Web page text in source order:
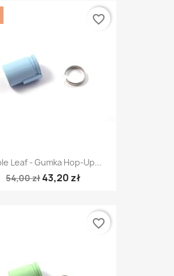
Leaf - Gumka Hop-Up...
54,00 zł43,20 zł
favorite_border
favorite_border